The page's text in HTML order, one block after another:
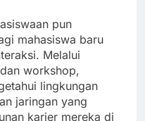
pun
mahasiswa baru
Melalui
workshop,
lingkungan
jaringan yang
karier mereka di